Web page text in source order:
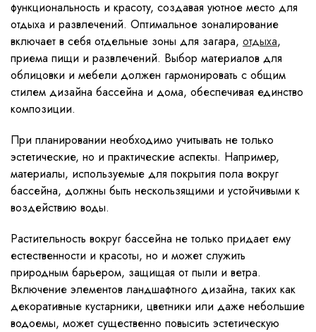
функциональность и красоту, создавая уютное место для
отдыха и развлечений. Оптимальное зоналирование
включает в себя отдельные зоны для загара, отдыха,
приема пищи и развлечений. Выбор материалов для
облицовки и мебели должен гармонировать с общим
стилем дизайна бассейна и дома, обеспечивая единство
композиции.
При планировании необходимо учитывать не только
эстетические, но и практические аспекты. Например,
материалы, используемые для покрытия пола вокруг
бассейна, должны быть нескользящими и устойчивыми к
воздействию воды.
Растительность вокруг бассейна не только придает ему
естественности и красоты, но и может служить
природным барьером, защищая от пыли и ветра.
Включение элементов ландшафтного дизайна, таких как
декоративные кустарники, цветники или даже небольшие
водоемы, может существенно повысить эстетическую